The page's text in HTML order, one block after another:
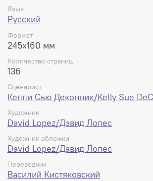
Язык
Русский
Формат
245x160 мм
Количество страниц
136
Сценарист
Келли Сью Деконник/Kelly Sue
Художник
David Lopez/Дэвид Лопес
Художник обложки
David Lopez/Давид Лопес
Переводчик
Василий Кистяковский